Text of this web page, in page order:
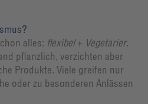
alles: flexibel+ Vegetarier.
pflanzlich, verzichten aber
Produkte. Viele greifen nur
oder zu besonderen Anlässen